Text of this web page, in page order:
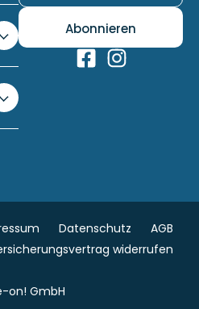
on! GmbH
Datenschutz
AGB
widerrufen